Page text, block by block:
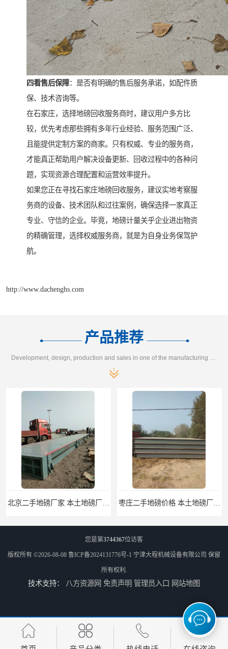
四看售后保障：是否有明确的售后服务承诺，如配件质
保、技术咨询等。
在石家庄，选择地磅回收服务商时，建议用户多方比
较，优先考虑那些拥有多年行业经验、服务范围广泛、
且能提供定制方案的商家。只有权威、专业的服务商，
才能真正帮助用户解决设备更新、回收过程中的各种问
题，实现资源合理配置和运营效率提升。
如果您正在寻找石家庄地磅回收服务，建议实地考察服
务商的设备、技术团队和过往案例，确保选择一家真正
专业、守信的企业。毕竟，地磅计量关乎企业进出物资
的精确管理，选择权威服务商，就是为自身业务保驾护
航。
http://www.dachenghs.com
产品推荐
北京二手地磅厂家 本土地磅厂100秒报价 枣庄二手地磅价格 本土地磅厂100秒报价
滨州二手地磅价格 价格优惠 潍坊旧地磅出售 厂家直销
您是第3744367位访客
版权所有 ©2026-08-08 鲁ICP备2024131776号-1 宁津大程机械设备有限公司 保留
所有权利.
技术支持： 八方资源网 免责声明 管理员入口 网站地图